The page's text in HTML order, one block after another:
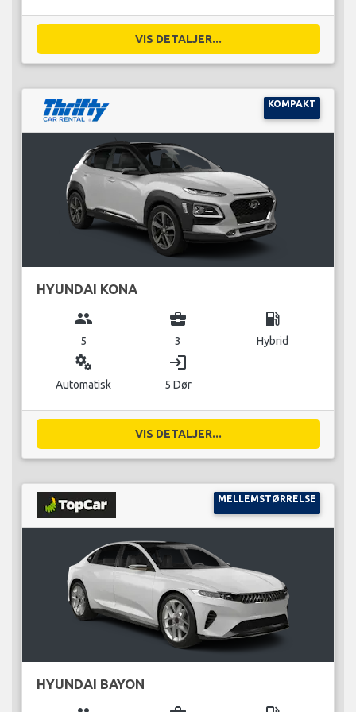
VIS DETALJER...
KOMPAKT
HYUNDAI KONA
group
5
business_center
3
local_gas_station
Hybrid
miscellaneous_services
Automatisk
login
5 Dør
VIS DETALJER...
MELLEMSTØRRELSE
HYUNDAI BAYON